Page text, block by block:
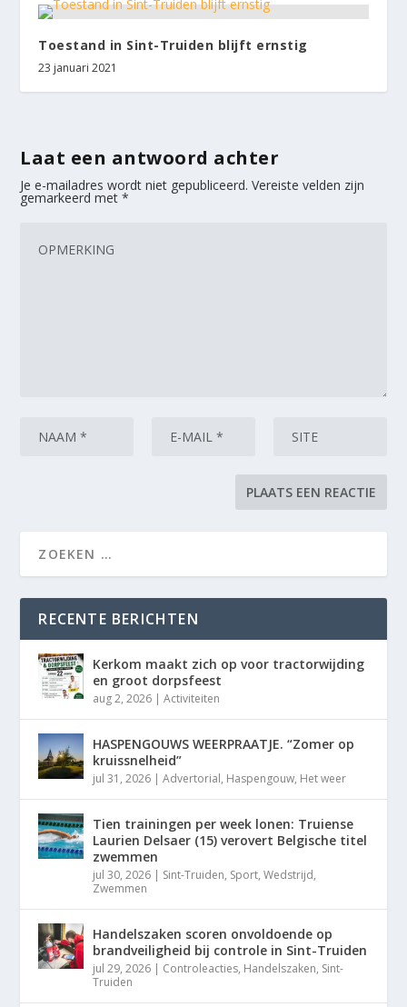
Toestand in Sint-Truiden blijft ernstig
23 januari 2021
Laat een antwoord achter
Je e-mailadres wordt niet gepubliceerd. Vereiste velden zijn
gemarkeerd met*
RECENTE BERICHTEN
Kerkom maakt zich op voor tractorwijding
en groot dorpsfeest
aug 2, 2026 |Activiteiten
HASPENGOUWS WEERPRAATJE. “Zomer op
kruissnelheid”
jul 31, 2026 |Advertorial, Haspengouw, Het weer
Tien trainingen per week lonen: Truiense
Laurien Delsaer (15) verovert Belgische titel
zwemmen
jul 30, 2026 | Sint-Truiden, Sport,Wedstrijd,
Zwemmen
Handelszaken scoren onvoldoende op
brandveiligheid bij controle in Sint-Truiden
jul 29, 2026 | Controleacties, Handelszaken, Sint-
Truiden